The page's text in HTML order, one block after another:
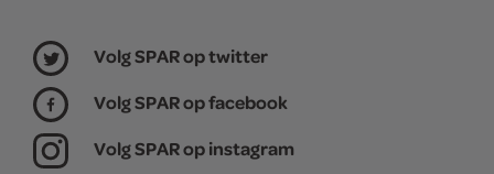
Volg SPAR op twitter
Volg SPAR op facebook
Volg SPAR op instagram